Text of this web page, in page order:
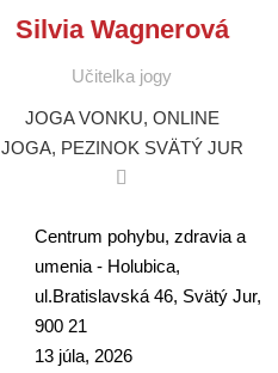
Silvia Wagnerová
Učitelka jogy
JOGA VONKU, ONLINE
JOGA, PEZINOK SVÄTÝ JUR
Centrum pohybu, zdravia a
umenia - Holubica,
ul.Bratislavská 46, Svätý Jur,
900 21
13 júla, 2026